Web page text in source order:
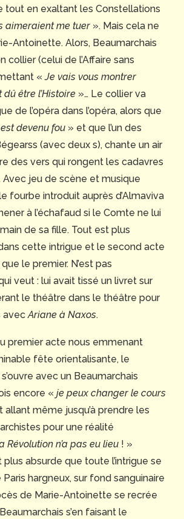
tout en exaltant les Constellations
aimeraient me tuer ». Mais cela ne
Antoinette. Alors, Beaumarchais
collier (celui de l’Affaire sans
«Je vais vous montrer
être l’Histoire »… Le collier va
de l’opéra dans l’opéra, alors que
devenu fou » et que l’un des
(avec deux s), chante un air
des vers qui rongent les cadavres
Avec jeu de scène et musique
fourbe introduit auprès d’Almaviva
à l’échafaud si le Comte ne lui
de sa fille. Tout est plus
cette intrigue et le second acte
le premier. N’est pas
veut : lui avait tissé un livret sur
le théâtre dans le théâtre pour
avecAriane à Naxos.
premier acte nous emmenant
fête orientalisante, le
avec un Beaumarchais
encore « je peux changer le cours
allant même jusqu’à prendre les
pour une réalité
Révolution n’a pas eu lieu ! »
plus absurde que toute l’intrigue se
hargneux, sur fond sanguinaire
de Marie-Antoinette se recrée
s’en faisant le